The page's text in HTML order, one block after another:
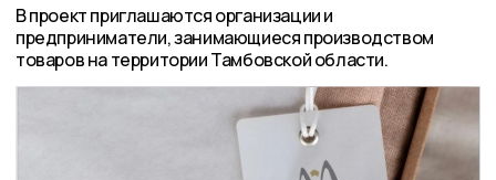
В проект приглашаются организации и
предприниматели, занимающиеся производством
товаров на территории Тамбовской области.